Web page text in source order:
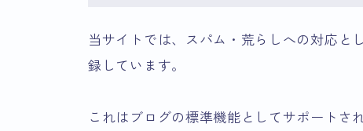
当サイトでは、スパム・荒らしへの対応と
録しています。
これはブログの標準機能としてサポートさ